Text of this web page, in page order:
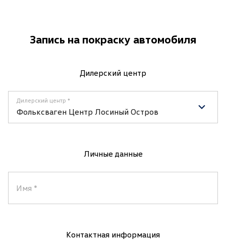
Запись на покраску автомобиля
Дилерский центр
Фольксваген Центр Лосиный Остров
Дилерский центр
Личные данные
Имя
Контактная информация